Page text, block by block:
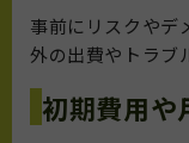
事前にリスクやデ
外の出費やトラブ
初期費用や